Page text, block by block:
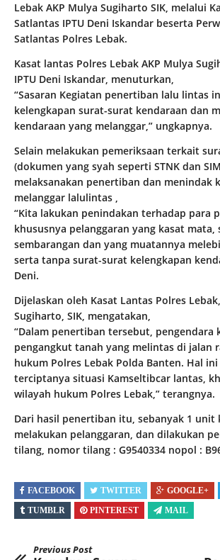
Lebak AKP Mulya Sugiharto SIK, melalui
Satlantas IPTU Deni Iskandar beserta
Satlantas Polres Lebak.
Kasat lantas Polres Lebak AKP Mulya
IPTU Deni Iskandar, menuturkan,
“Sasaran Kegiatan penertiban lalu lintas
kelengkapan surat-surat kendaraan dan
kendaraan yang melanggar,” ungkapnya.
Selain melakukan pemeriksaan terkait
(dokumen yang syah seperti STNK dan
melaksanakan penertiban dan menindak
melanggar lalulintas ,
“Kita lakukan penindakan terhadap para
khususnya pelanggaran yang kasat
sembarangan dan yang muatannya
serta tanpa surat-surat kelengkapan
Deni.
Dijelaskan oleh Kasat Lantas Polres
Sugiharto, SIK, mengatakan,
“Dalam penertiban tersebut, pengendara
pengangkut tanah yang melintas di jalan
hukum Polres Lebak Polda Banten. Hal
terciptanya situasi Kamseltibcar lantas,
wilayah hukum Polres Lebak,” terangnya.
Dari hasil penertiban itu, sebanyak 1 unit
melakukan pelanggaran, dan dilakukan
tilang, nomor tilang : G9540334 nopol :
FACEBOOK TWITTER GOOGLE+
TUMBLR
PINTEREST MAIL
Previous Post